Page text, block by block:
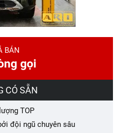
BÁN
gọi
CÓ SẴN
TOP
đội ngũ chuyên sâu